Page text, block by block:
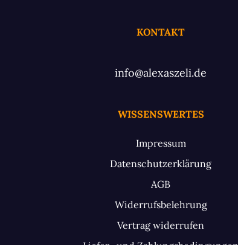
KONTAKT
info@alexaszeli.de
WISSENSWERTES
Impressum
Datenschutzerklärung
AGB
Widerrufsbelehrung
Vertrag widerrufen